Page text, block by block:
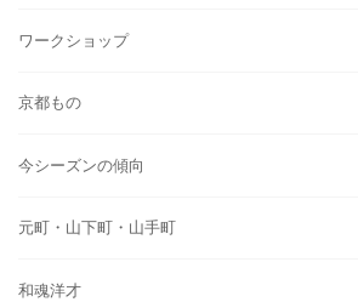
ワークショップ
京都もの
今シーズンの傾向
元町・山下町・山手町
和魂洋才